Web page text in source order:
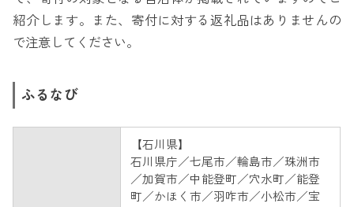
紹介します。また、寄付に対する返礼品はありませんの
で注意してください。
ふるなび
【石川県】
石川県庁／七尾市／輪島市／珠洲市
／加賀市／中能登町／穴水町／能登
町／かほく市／羽咋市／小松市／宝